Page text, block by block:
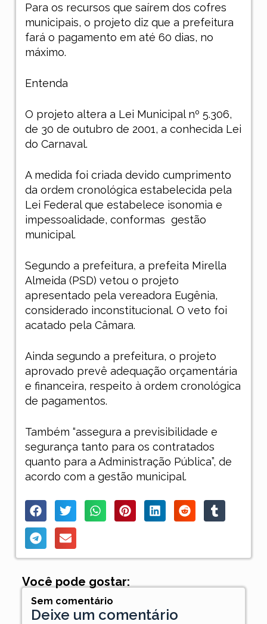
Para os recursos que saírem dos cofres
municipais, o projeto diz que a prefeitura
fará o pagamento em até 60 dias, no
máximo.
Entenda
O projeto altera a Lei Municipal nº 5.306,
de 30 de outubro de 2001, a conhecida Lei
do Carnaval.
A medida foi criada devido cumprimento
da ordem cronológica estabelecida pela
Lei Federal que estabelece isonomia e
impessoalidade, conformas gestão
municipal.
Segundo a prefeitura, a prefeita Mirella
Almeida (PSD) vetou o projeto
apresentado pela vereadora Eugênia,
considerado inconstitucional. O veto foi
acatado pela Câmara.
Ainda segundo a prefeitura, o projeto
aprovado prevê adequação orçamentária
e financeira, respeito à ordem cronológica
de pagamentos.
Também “assegura a previsibilidade e
segurança tanto para os contratados
quanto para a Administração Pública”, de
acordo com a gestão municipal.
Você pode gostar:
Sem comentário
Deixe um comentário